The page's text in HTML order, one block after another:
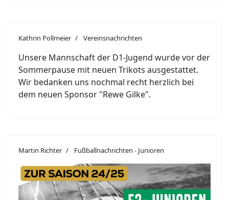
Kathrin Pollmeier Vereinsnachrichten
Unsere Mannschaft der D1-Jugend wurde vor der
Sommerpause mit neuen Trikots ausgestattet.
Wir bedanken uns nochmal recht herzlich bei
dem neuen Sponsor "Rewe Gilke".
Martin Richter Fußballnachrichten - Junioren